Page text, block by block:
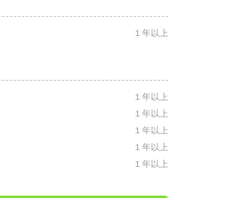
１年以上
１年以上
１年以上
１年以上
１年以上
１年以上